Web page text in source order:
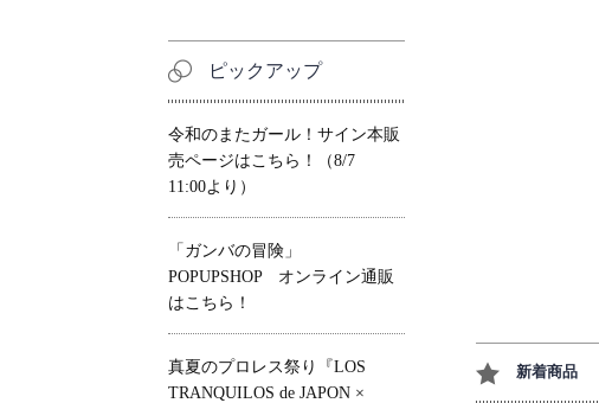
新着商品
ピックアップ
令和のまたガール！サイン本販
売ページはこちら！（8/7
11:00より）
「ガンバの冒険」
POPUPSHOP オンライン通販
はこちら！
真夏のプロレス祭り『LOS
TRANQUILOS de JAPON ×